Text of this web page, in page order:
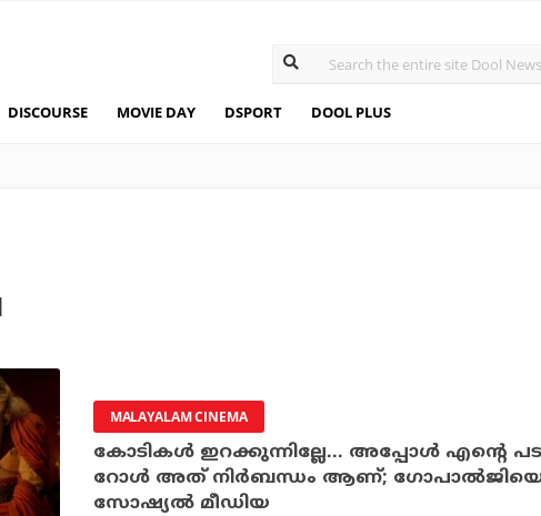
DISCOURSE MOVIE DAY DSPORT DOOL PLUS
MALAYALAM CINEMA
കോടികൾ ഇറക്കുന്നില്ലേ... അപ്പോൾ എന്റെ
റോൾ അത് നിർബന്ധം ആണ്; ഗോപാൽജിയെ
സോഷ്യൽ മീഡിയ